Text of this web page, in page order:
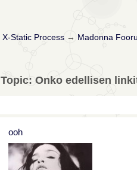
X-Static Process→ Madonna
Topic: Onko edellisen
ooh